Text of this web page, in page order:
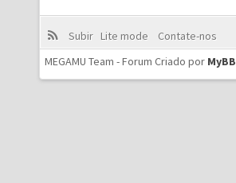
Subir Lite mode
Contate-nos
MEGAMU Team - Forum Criado por MyBB